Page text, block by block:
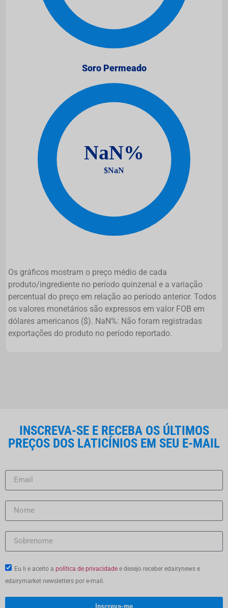
Soro Permeado
Os gráficos mostram o preço médio de cada
produto/ingrediente no período quinzenal e a variação
percentual do preço em relação ao período anterior. Todos
os valores monetários são expressos em valor FOB em
dólares americanos ($). NaN%: Não foram registradas
exportações do produto no período reportado.
INSCREVA-SE E RECEBA OS ÚLTIMOS
PREÇOS DOS LATICÍNIOS EM SEU E-MAIL
Eu li e aceito a política de privacidade e desejo receber edairynews e
edairymarket newsletters por e-mail.